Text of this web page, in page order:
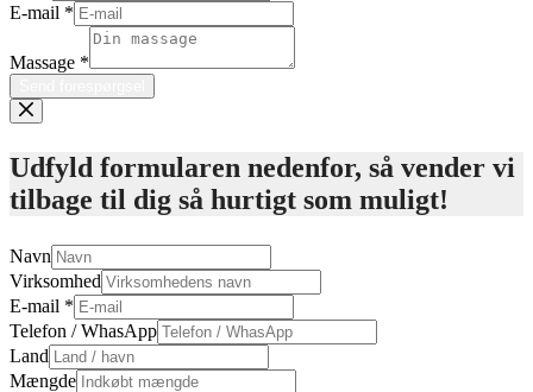
E-mail *
Massage *
Udfyld formularen nedenfor, så vender vi
tilbage til dig så hurtigt som muligt!
Navn
Virksomhed
E-mail *
Telefon / WhasApp
Land
Mængde